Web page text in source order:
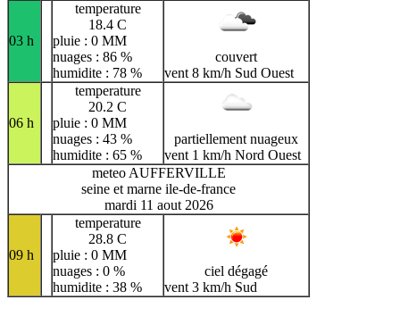
03 h
temperature
18.4 C
pluie : 0 MM
nuages : 86 %
humidite : 78 %
couvert
vent 8 km/h Sud Ouest
06 h
temperature
20.2 C
pluie : 0 MM
nuages : 43 %
humidite : 65 %
partiellement nuageux
vent 1 km/h Nord Ouest
meteo AUFFERVILLE
seine et marne ile-de-france
mardi 11 aout 2026
09 h
temperature
28.8 C
pluie : 0 MM
nuages : 0 %
humidite : 38 %
ciel dégagé
vent 3 km/h Sud